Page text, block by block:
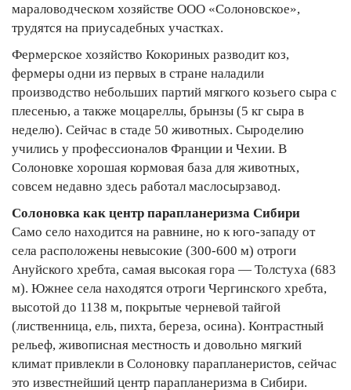
мараловодческом хозяйстве ООО «Солоновское»,
трудятся на приусадебных участках.
Фермерское хозяйство Кокориных разводит коз,
фермеры одни из первых в стране наладили
производство небольших партий мягкого козьего сыра с
плесенью, а также моцареллы, брынзы (5 кг сыра в
неделю). Сейчас в стаде 50 животных. Сыроделию
учились у профессионалов Франции и Чехии. В
Солоновке хорошая кормовая база для животных,
совсем недавно здесь работал маслосырзавод.
Солоновка как центр парапланеризма Сибири
Само село находится на равнине, но к юго-западу от
села расположены невысокие (300-600 м) отроги
Ануйского хребта, самая высокая гора — Толстуха (683
м). Южнее села находятся отроги Чергинского хребта,
высотой до 1138 м, покрытые черневой тайгой
(лиственница, ель, пихта, береза, осина). Контрастный
рельеф, живописная местность и довольно мягкий
климат привлекли в Солоновку парапланеристов, сейчас
это известнейший центр парапланеризма в Сибири.